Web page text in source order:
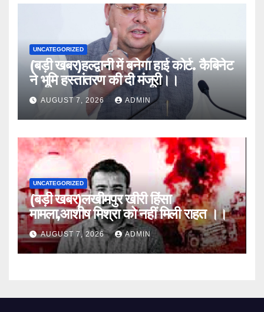
UNCATEGORIZED
(बड़ी खबर)हल्द्वानी में बनेगा हाई कोर्ट. कैबिनेट
ने भूमि हस्तांतरण की दी मंजूरी।।
AUGUST 7, 2026 ADMIN
UNCATEGORIZED
(बड़ी खबर)लखीमपुर खीरी हिंसा
मामला,आशीष मिश्रा को नहीं मिली राहत ।।
AUGUST 7, 2026 ADMIN